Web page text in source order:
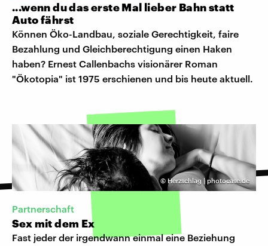
...wenn du das erste Mal lieber Bahn statt
Auto fährst
Können Öko-Landbau, soziale Gerechtigkeit, faire
Bezahlung und Gleichberechtigung einen Haken
haben? Ernest Callenbachs visionärer Roman
"Ökotopia" ist 1975 erschienen und bis heute aktuell.
© Herzschlag | photocase.de
Partnerschaft
Sex mit dem Ex
Fast jeder der irgendwann einmal eine Beziehung